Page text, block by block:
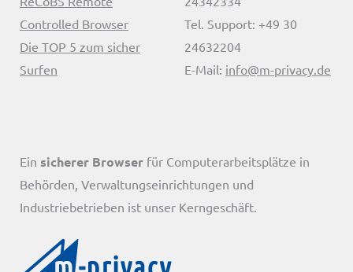
Controlled Browser
Die TOP 5 zum sicher
Surfen
Tel. Support: +49 30
24632204
E-Mail: info@m-privacy.de
Ein sicherer Browser für Computerarbeitsplätze in
Behörden, Verwaltungseinrichtungen und
Industriebetrieben ist unser Kerngeschäft.